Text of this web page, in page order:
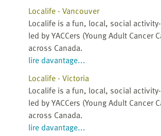
Localife - Vancouver
Localife is a fun, local, social
led by YACCers (Young Adult Cancer
across Canada.
lire davantage...
Localife - Victoria
Localife is a fun, local, social
led by YACCers (Young Adult Cancer
across Canada.
lire davantage...